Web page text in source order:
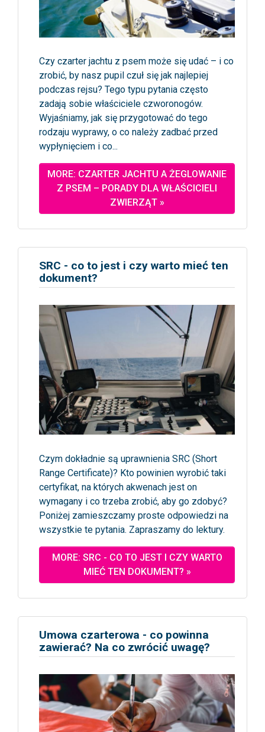
Czy czarter jachtu z psem może się udać – i co
zrobić, by nasz pupil czuł się jak najlepiej
podczas rejsu? Tego typu pytania często
zadają sobie właściciele czworonogów.
Wyjaśniamy, jak się przygotować do tego
rodzaju wyprawy, o co należy zadbać przed
wypłynięciem i co...
MORE: CZARTER JACHTU A ŻEGLOWANIE
Z PSEM – PORADY DLA WŁAŚCICIELI
ZWIERZĄT »
SRC - co to jest i czy warto mieć ten
dokument?
Czym dokładnie są uprawnienia SRC (Short
Range Certificate)? Kto powinien wyrobić taki
certyfikat, na których akwenach jest on
wymagany i co trzeba zrobić, aby go zdobyć?
Poniżej zamieszczamy proste odpowiedzi na
wszystkie te pytania. Zapraszamy do lektury.
MORE: SRC - CO TO JEST I CZY WARTO
MIEĆ TEN DOKUMENT? »
Umowa czarterowa - co powinna
zawierać? Na co zwrócić uwagę?